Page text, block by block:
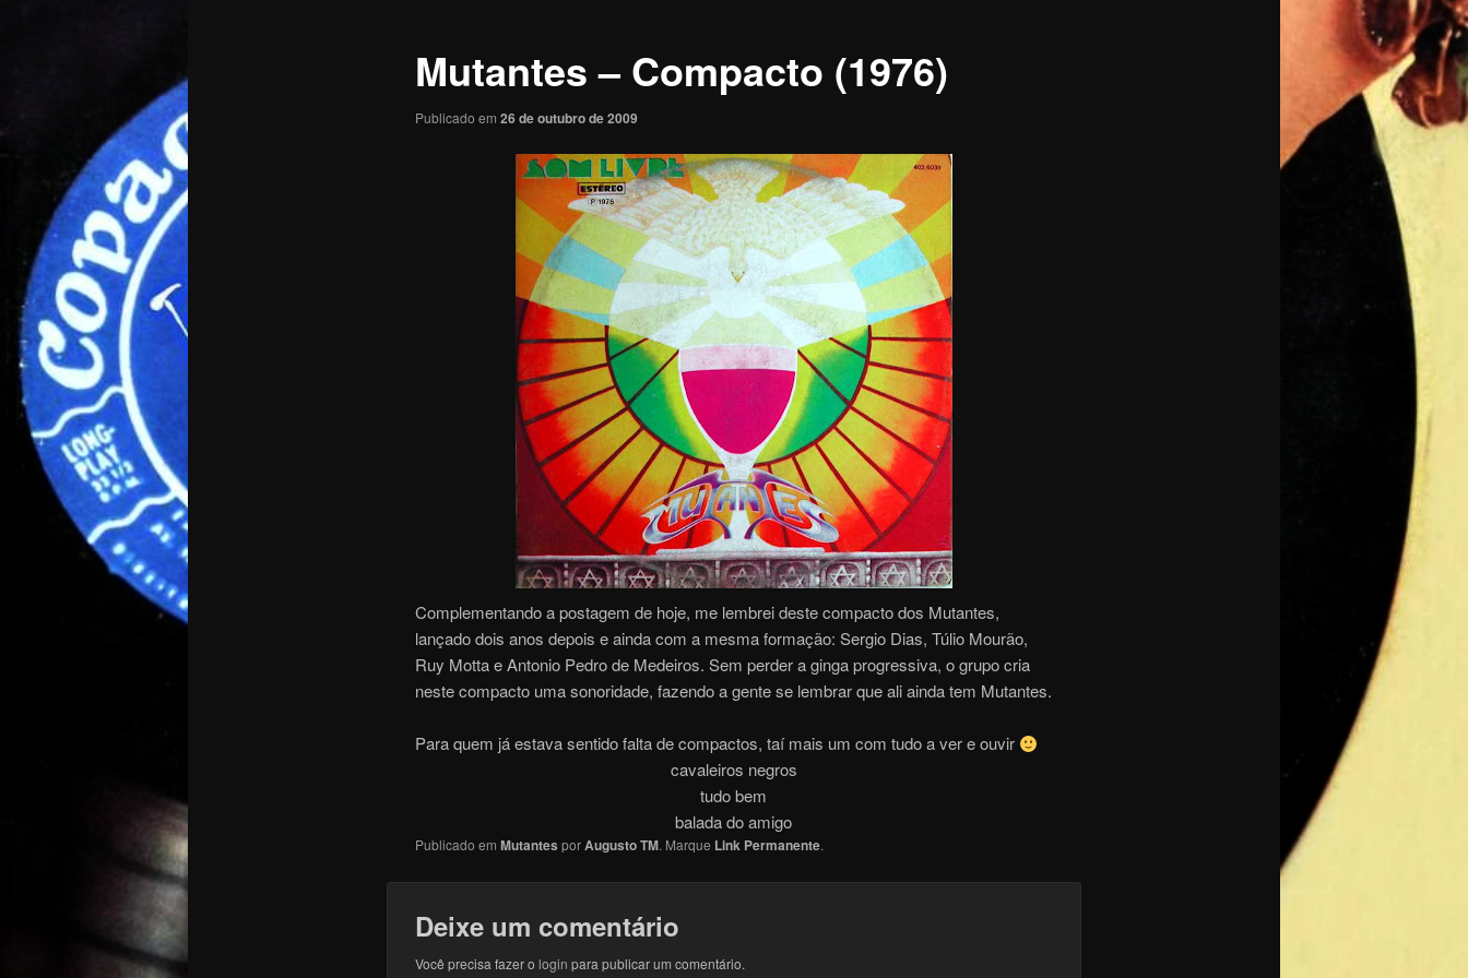
Mutantes – Compacto (1976)
Publicado em 26 de outubro de 2009
Complementando a postagem de hoje, me lembrei deste compacto dos Mutantes,
lançado dois anos depois e ainda com a mesma formação: Sergio Dias, Túlio Mourão,
Ruy Motta e Antonio Pedro de Medeiros. Sem perder a ginga progressiva, o grupo cria
neste compacto uma sonoridade, fazendo a gente se lembrar que ali ainda tem Mutantes.
Para quem já estava sentido falta de compactos, taí mais um com tudo a ver e ouvir
cavaleiros negros
tudo bem
balada do amigo
Publicado em Mutantes porAugusto TM. Marque Link Permanente.
Deixe um comentário
Você precisa fazer o login para publicar um comentário.